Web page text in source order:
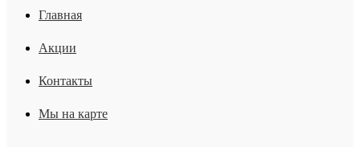
Главная
Акции
Контакты
Мы на карте